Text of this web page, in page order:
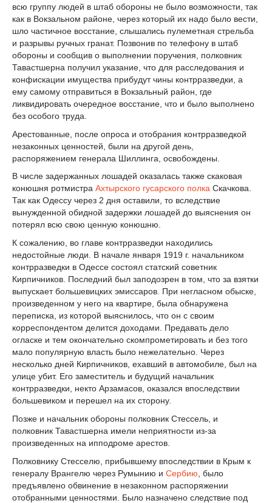
всю группу людей в штаб обороны не было возможности, так
как в Вокзальном районе, через который их надо было вести,
шло частичное восстание, слышались пулеметная стрельба
и разрывы ручных гранат. Позвонив по телефону в штаб
обороны и сообщив о выполнении поручения, полковник
Тавастшерна получил указание, что для расследования и
конфискации имущества прибудут чины контрразведки, а
ему самому отправиться в Вокзальный район, где
ликвидировать очередное восстание, что и было выполнено
без особого труда.
Арестованные, после опроса и отобрания контрразведкой
незаконных ценностей, были на другой день,
распоряжением генерала Шиллинга, освобождены.
В числе задержанных лошадей оказалась также скаковая
конюшня ротмистра Ахтырского гусарского полка Скачкова.
Так как Одессу через 2 дня оставили, то вследствие
вынужденной обидной задержки лошадей до выяснения он
потерял всю свою ценную конюшню.
К сожалению, во главе контрразведки находились
недостойные люди. В начале января 1919 г. начальником
контрразведки в Одессе состоял статский советник
Кирпичников. Последний был заподозрен в том, что за взятки
выпускает большевицких эмиссаров. При негласном обыске,
произведенном у него на квартире, была обнаружена
переписка, из которой выяснилось, что он с своим
корреспондентом делится доходами. Предавать дело
огласке и тем окончательно скомпрометировать и без того
мало популярную власть было нежелательно. Через
несколько дней Кирпичников, ехавший в автомобиле, был на
улице убит. Его заместитель и будущий начальник
контрразведки, некто Арзамасов, оказался впоследствии
большевиком и перешел на их сторону.
Позже и начальник обороны полковник Стессель, и
полковник Тавастшерна имели неприятности из-за
произведенных на ипподроме арестов.
Полковнику Стесселю, прибывшему впоследствии в Крым к
генералу Врангелю через Румынию и Сербию , было
предъявлено обвинение в незаконном распоряжении
отобранными ценностями. Было назначено следствие под